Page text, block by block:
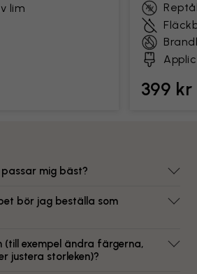
lim
399
mig bäst?
bör jag beställa som
(till exempel ändra färgerna,
justera storleken)?